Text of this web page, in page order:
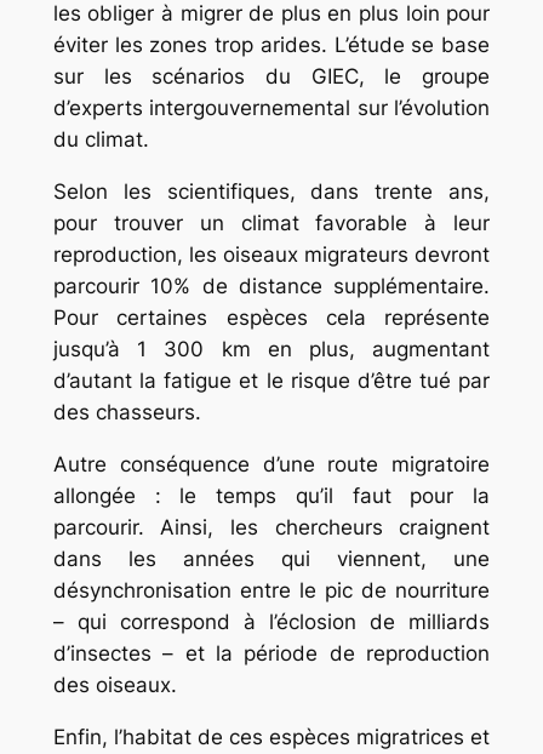
les obliger à migrer de plus en plus loin pour
éviter les zones trop arides. L’étude se base
sur les scénarios du GIEC, le groupe
d’experts intergouvernemental sur l’évolution
du climat.
Selon les scientifiques, dans trente ans,
pour trouver un climat favorable à leur
reproduction, les oiseaux migrateurs devront
parcourir 10% de distance supplémentaire.
Pour certaines espèces cela représente
jusqu’à 1 300 km en plus, augmentant
d’autant la fatigue et le risque d’être tué par
des chasseurs.
Autre conséquence d’une route migratoire
allongée : le temps qu’il faut pour la
parcourir. Ainsi, les chercheurs craignent
dans les années qui viennent, une
désynchronisation entre le pic de nourriture
– qui correspond à l’éclosion de milliards
d’insectes – et la période de reproduction
des oiseaux.
Enfin, l’habitat de ces espèces migratrices et